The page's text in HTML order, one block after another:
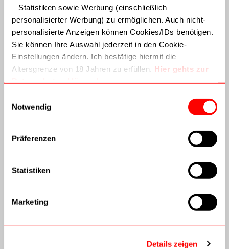
– Statistiken sowie Werbung (einschließlich
personalisierter Werbung) zu ermöglichen. Auch nicht-
personalisierte Anzeigen können Cookies/IDs benötigen.
Sie können Ihre Auswahl jederzeit in den Cookie-
Einstellungen ändern. Ich bestätige hiermit die
Altersgrenze von 18 Jahren zu erfüllen. Hier gehts zur
Google Daten nutzt:
Wie Google Informationen von Websites/Apps nutzt
Verantwortungsvoller Umgang mit Geschäftsdaten
Notwendig
Präferenzen
Statistiken
Marketing
Details zeigen
Kundenservice
Technik modern